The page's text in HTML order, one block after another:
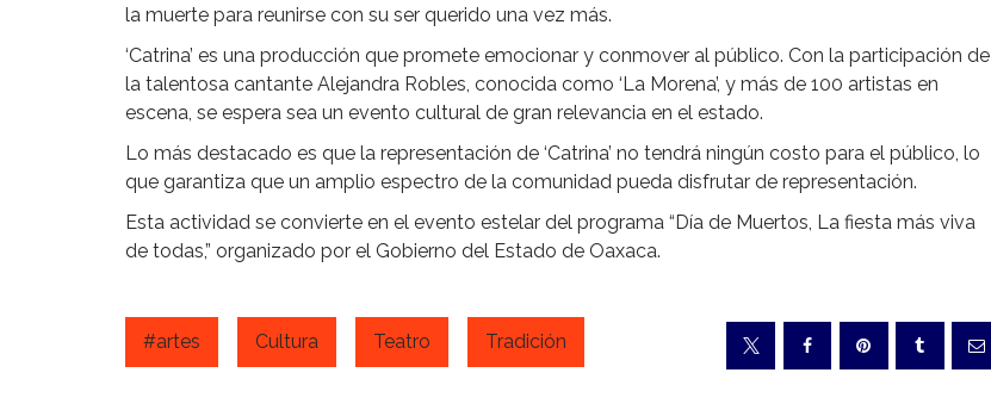
la muerte para reunirse con su ser querido una vez más.
‘Catrina’ es una producción que promete emocionar y conmover al público. Con la participación de
la talentosa cantante Alejandra Robles, conocida como ‘La Morena’, y más de 100 artistas en
escena, se espera sea un evento cultural de gran relevancia en el estado.
Lo más destacado es que la representación de ‘Catrina’ no tendrá ningún costo para el público, lo
que garantiza que un amplio espectro de la comunidad pueda disfrutar de representación.
Esta actividad se convierte en el evento estelar del programa “Día de Muertos, La fiesta más viva
de todas,” organizado por el Gobierno del Estado de Oaxaca.
#artes Cultura Teatro Tradición